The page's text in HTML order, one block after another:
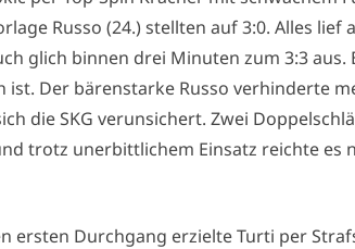
Russo (24.) stellten auf 3:0. Alles
glich binnen drei Minuten zum 3:3 aus.
ist. Der bärenstarke Russo verhinderte
die SKG verunsichert. Zwei
trotz unerbittlichem Einsatz reichte es
ersten Durchgang erzielte Turti per